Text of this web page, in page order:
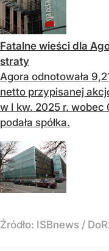
Fatalne wieści dla
straty
Agora odnotowała
netto przypisanej
w I kw. 2025 r. wobec
podała spółka.
Źródło: ISBnews /